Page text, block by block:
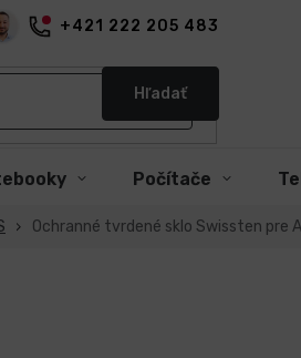
+421 222 205 483
Hľadať
Počítače
Ochranné tvrdené sklo Swissten pre